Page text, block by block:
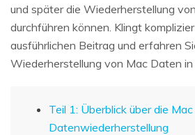
und später die Wiederherstellung
durchführen können. Klingt
ausführlichen Beitrag und erfahren
Wiederherstellung von Mac Daten in
Teil 1: Überblick über die Mac
Datenwiederherstellung